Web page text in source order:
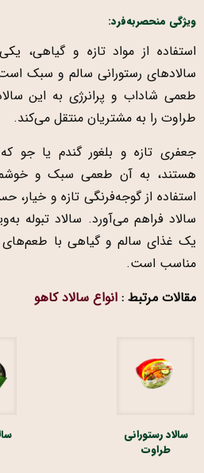
ویژگی منحصربه‌فرد:
استفاده از مواد تازه و گیاهی،
سالادهای رستورانی سالم و سبک
طعمی شاداب و پرانرژی به این
طراوت را به مشتریان منتقل می‌کند.
جعفری تازه و بلغور گندم یا جو
هستند، به آن طعمی سبک و
استفاده از گوجه‌فرنگی تازه و خیار،
سالاد فراهم می‌آورد. سالاد تبوله
یک غذای سالم و گیاهی با طعم‌های
مناسب است.
مقالات مرتبط : انواع سالاد کاهو
سالاد رستورانی
طراوت